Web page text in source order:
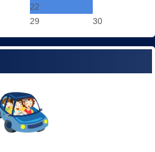
22
29 30